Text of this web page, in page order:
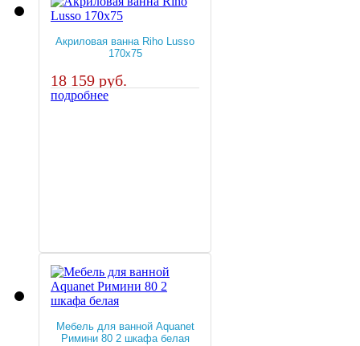
Акриловая ванна Riho Lusso
170x75
18 159 руб.
подробнее
Мебель для ванной Aquanet
Римини 80 2 шкафа белая